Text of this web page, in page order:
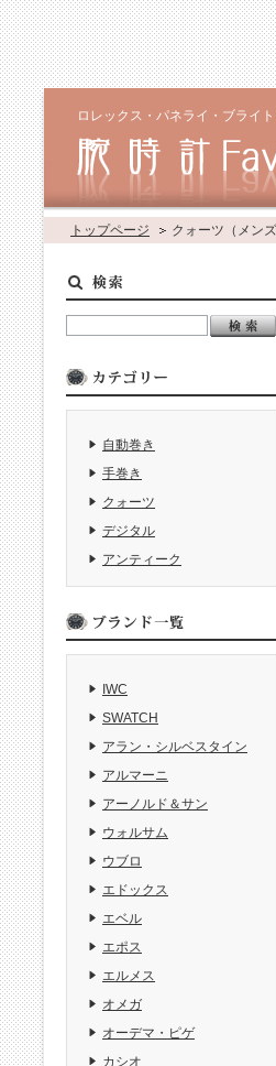
ロレックス・パネライ・ブライ
トップページ クォーツ（メン
自動巻き
手巻き
クォーツ
デジタル
アンティーク
IWC
SWATCH
アラン・シルベスタイン
アルマーニ
アーノルド＆サン
ウォルサム
ウブロ
エドックス
エベル
エポス
エルメス
オメガ
オーデマ・ピゲ
カシオ